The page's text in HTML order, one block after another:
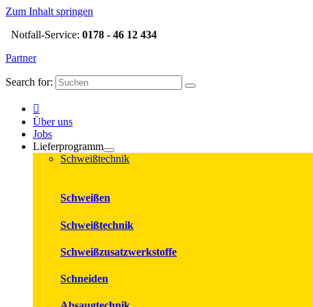
Zum Inhalt springen
Notfall-Service: 0178 - 46 12 434
Partner
Search for:
Über uns
Jobs
Lieferprogramm
Schweißtechnik
Schweißen
Schweißtechnik
Schweißzusatzwerkstoffe
Schneiden